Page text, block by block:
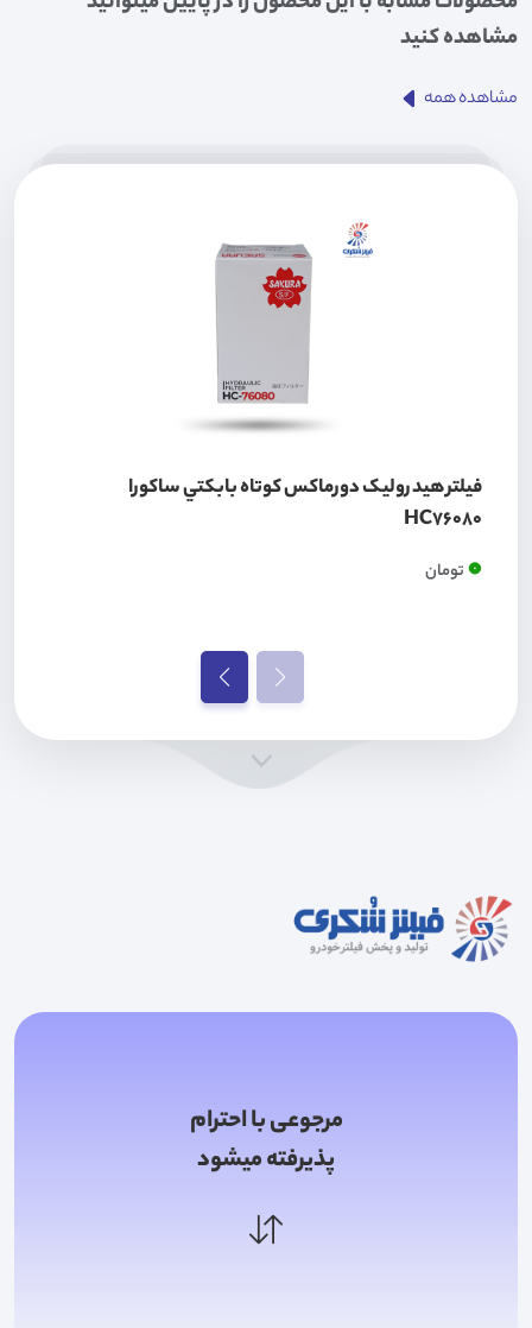
مشاهده کنید
مشاهده همه
فيلتر هيدروليک دورماکس کوتاه بابکتي ساکورا
HC76080
0تومان
مرجوعی با احترام
پذیرفته میشود